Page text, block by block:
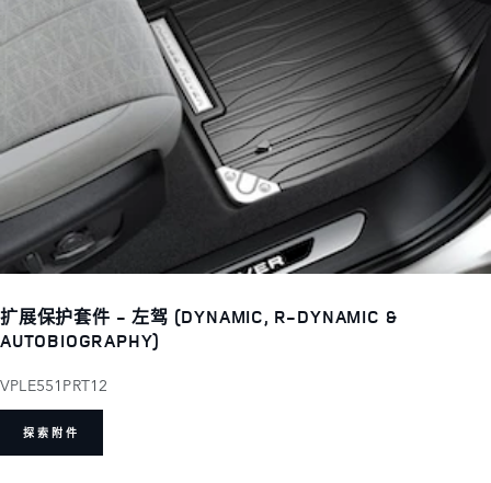
扩展保护套件 - 左驾 (DYNAMIC, R-DYNAMIC &
AUTOBIOGRAPHY)
VPLE551PRT12
探索附件